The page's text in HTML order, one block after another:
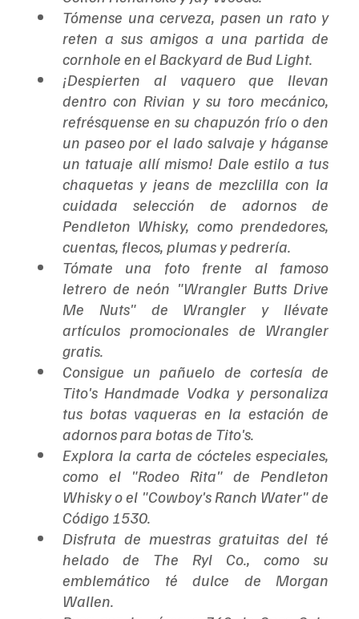
Tómense una cerveza, pasen un rato y
reten a sus amigos a una partida de
cornhole en el Backyard de Bud Light.
¡Despierten al vaquero que llevan
dentro con Rivian y su toro mecánico,
refrésquense en su chapuzón frío o den
un paseo por el lado salvaje y háganse
un tatuaje allí mismo! Dale estilo a tus
chaquetas y jeans de mezclilla con la
cuidada selección de adornos de
Pendleton Whisky, como prendedores,
cuentas, flecos, plumas y pedrería.
Tómate una foto frente al famoso
letrero de neón "Wrangler Butts Drive
Me Nuts" de Wrangler y llévate
artículos promocionales de Wrangler
gratis.
Consigue un pañuelo de cortesía de
Tito's Handmade Vodka y personaliza
tus botas vaqueras en la estación de
adornos para botas de Tito's.
Explora la carta de cócteles especiales,
como el "Rodeo Rita" de Pendleton
Whisky o el "Cowboy's Ranch Water" de
Código 1530.
Disfruta de muestras gratuitas del té
helado de The Ryl Co., como su
emblemático té dulce de Morgan
Wallen.